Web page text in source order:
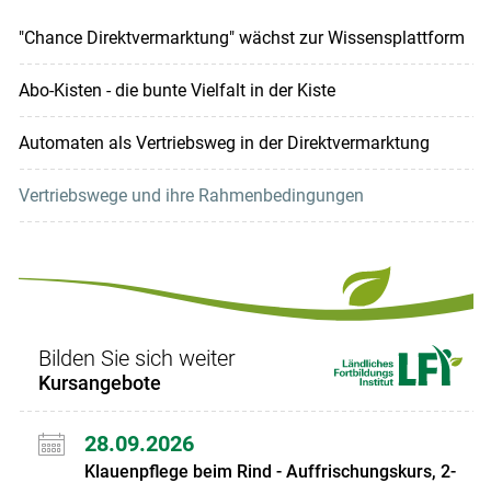
"Chance Direktvermarktung" wächst zur Wissensplattform
Abo-Kisten - die bunte Vielfalt in der Kiste
Automaten als Vertriebsweg in der Direktvermarktung
Vertriebswege und ihre Rahmenbedingungen
Bilden Sie sich weiter
Kursangebote
28.09.2026
Klauenpflege beim Rind - Auffrischungskurs, 2-